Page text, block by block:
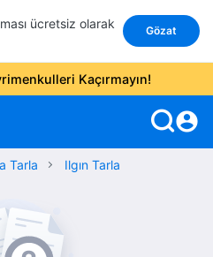
ücretsiz olarak
Gözat
Kaçırmayın!
account_circle
Tarla Ilgın Tarla